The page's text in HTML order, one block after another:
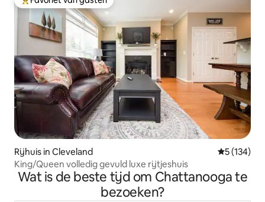
Topfavoriet van gasten
Rijhuis in Cleveland
5 (134)
King/Queen volledig gevuld luxe rijtjeshuis
Wat is de beste tijd om Chattanooga te
bezoeken?